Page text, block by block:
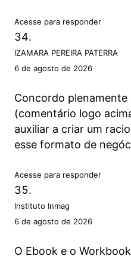
Acesse para responder
IZAMARA PEREIRA PATERRA
6 de agosto de 2026
Concordo plenamente
(comentário logo
auxiliar a criar um
esse formato de
Acesse para responder
Instituto Inmag
6 de agosto de 2026
O Ebook e o